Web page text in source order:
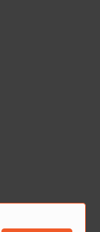
2026 |